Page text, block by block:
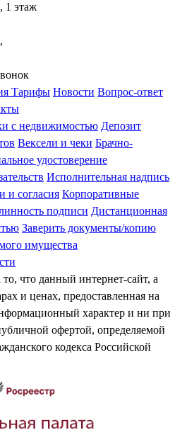
1 этаж
Тарифы Новости Вопрос-ответ
с недвижимостью Депозит
Вексели и чеки Брачно-
удостоверение
Исполнительная надпись
и согласия Корпоративные
подписи Дистанционная
Заверить документы/копию
имущества
что данный интернет-сайт, а
и ценах, предоставленная на
характер и ни при
офертой, определяемой
кодекса Российской